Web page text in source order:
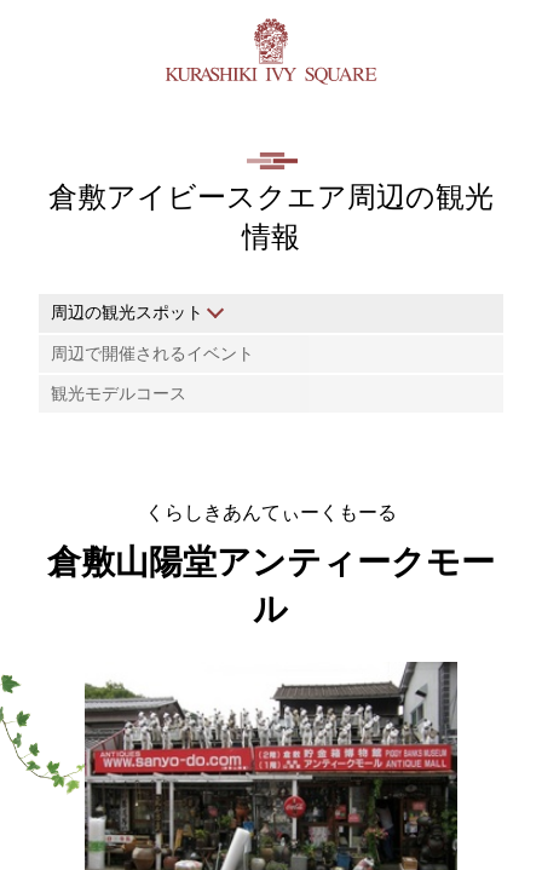
倉敷アイビースクエア周辺の観光
情報
周辺の観光スポット
周辺で開催されるイベント
観光モデルコース
くらしきあんてぃーくもーる
倉敷山陽堂アンティークモー
ル